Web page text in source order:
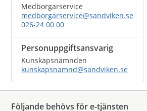
Medborgarservice
medborgarservice@sandviken.se
026-24 00 00
Personuppgiftsansvarig
Kunskapsnämnden
kunskapsnamnd@sandviken.se
Följande behövs för e-tjänsten